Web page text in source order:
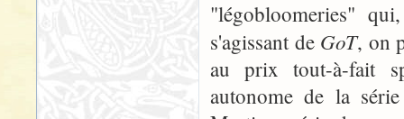
"légobloomeries"
s'agissant de GoT, on
au prix tout-à-fait
autonome de la